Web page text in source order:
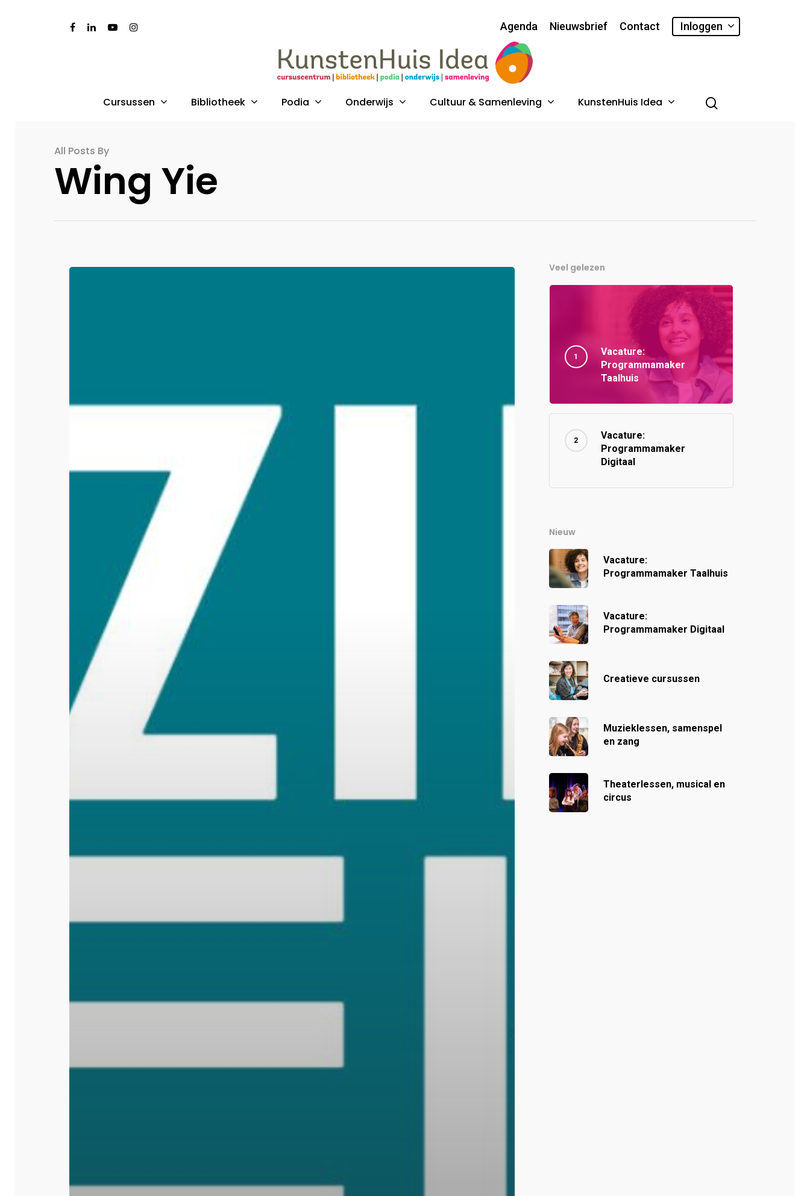
Agenda Nieuwsbrief Contact Inloggen
Druk op Enter om te starten met zoeken of druk op ESC om te sluiten
Cursussen Bibliotheek Podia Onderwijs Cultuur & Samenleving KunstenHuis Idea
All Posts By
Wing Yie
Veel gelezen
Vacature:
Programmamaker
Taalhuis
Vacature:
Programmamaker
Digitaal
Nieuw
Vacature:
Programmamaker Taalhuis
Vacature:
Programmamaker Digitaal
Creatieve cursussen
Muzieklessen, samenspel
en zang
Theaterlessen, musical en
circus